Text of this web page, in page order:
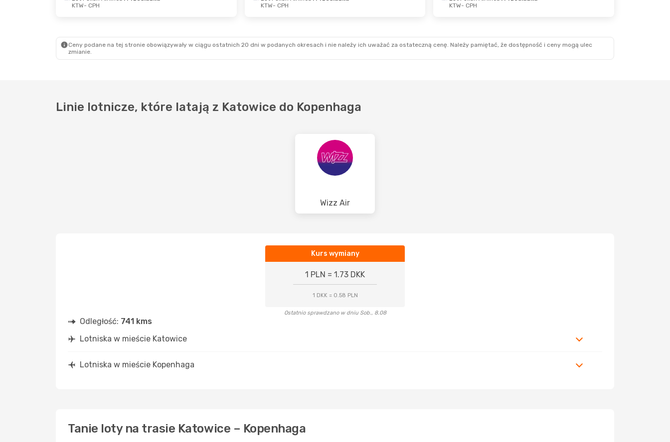
- Pt., 11 Wrz - Sob., 24 Paź
- KTW
- Niedz., 4 Paź
CPH
- KTW
KTW- CPH
KTW- CPH
KTW- CPH
Ceny podane na tej stronie obowiązywały w ciągu ostatnich 20 dni w podanych okresach i nie należy ich uważać za ostateczną cenę. Należy pamiętać, że dostępność i ceny mogą ulec
zmianie.
Linie lotnicze, które latają z Katowice do Kopenhaga
Wizz Air
Kurs wymiany
1 PLN = 1.73 DKK
1 DKK = 0.58 PLN
Ostatnio sprawdzano w dniu Sob., 8.08
Odległość: 741 kms
Lotniska w mieście Katowice
Lotniska w mieście Kopenhaga
Tanie loty na trasie Katowice – Kopenhaga